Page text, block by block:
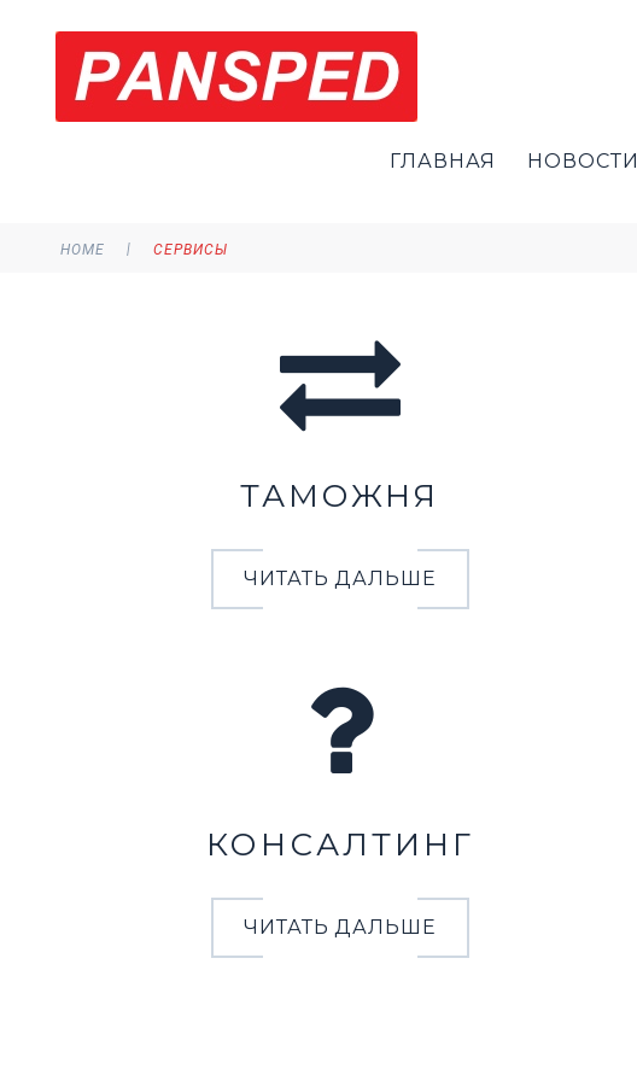
ГЛАВНАЯ НОВОСТИ
HOME | СЕРВИСЫ
ТАМОЖНЯ
ЧИТАТЬ ДАЛЬШЕ
КОНСАЛТИНГ
ЧИТАТЬ ДАЛЬШЕ